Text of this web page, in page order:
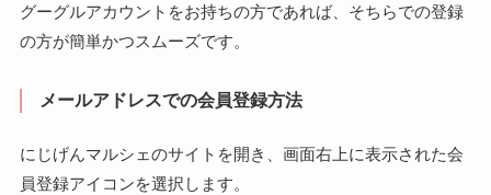
グーグルアカウントをお持ちの方であれば、そちらでの登録
の方が簡単かつスムーズです。
メールアドレスでの会員登録方法
にじげんマルシェのサイトを開き、画面右上に表示された会
員登録アイコンを選択します。